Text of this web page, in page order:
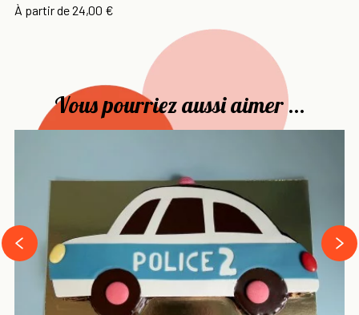
À partir dePrix
24,00 €
Vous pourriez aussi aimer ...
‹
›